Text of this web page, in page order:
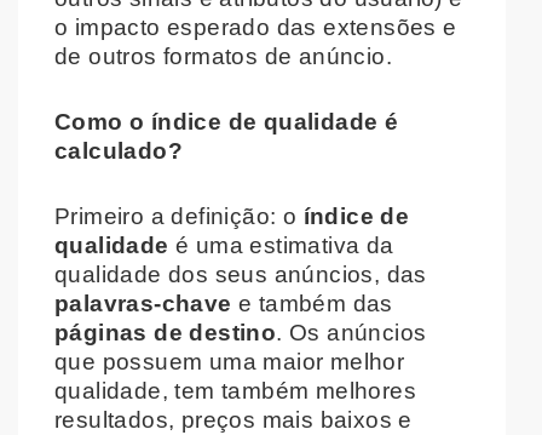
o impacto esperado das extensões e
de outros formatos de anúncio.
Como o índice de qualidade é
calculado?
Primeiro a definição: o índice de
qualidade é uma estimativa da
qualidade dos seus anúncios, das
palavras-chave e também das
páginas de destino. Os anúncios
que possuem uma maior melhor
qualidade, tem também melhores
resultados, preços mais baixos e